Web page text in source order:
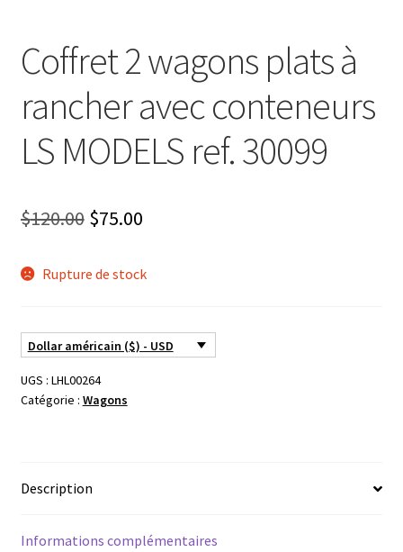
Coffret 2 wagons plats à
rancher avec conteneurs
LS MODELS ref. 30099
$120.00 Le
initial
$120.00.
$75.00Le
actuel
$75.00.
Rupture de stock
Dollar américain ($) - USD
UGS : LHL00264
Catégorie : Wagons
Description
Informations complémentaires